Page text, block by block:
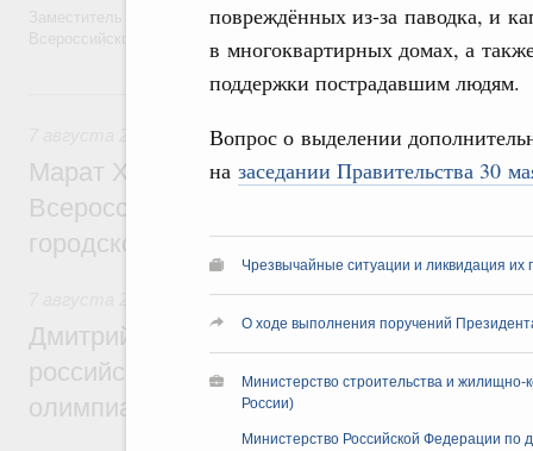
повреждённых из‑за паводка, и
в многоквартирных домах, а
поддержки пострадавшим людям.
Вопрос о выделении
на заседании Правительства 30
Чрезвычайные ситуации и ликвидация их
О ходе выполнения поручений
Министерство строительства и
России)
Министерство Российской Федерации по
Заместитель Председателя Правительства Татьяна Голикова
Вчера
Экономика городов. Городская среда
Марат Хуснуллин провёл заседание
Всероссийского конкурса лучших
городской среды
Отрасль информационных технологий
Дмитрий Чернышенко и Сергей Кравцов
российскую сборную с победой на
олимпиаде по искусственному